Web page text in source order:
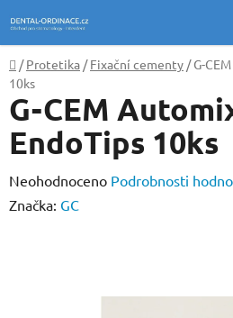
na
obsah
Domů
/ Protetika / Fixační cementy / G-
10ks
G-CEM
EndoTips 10ks
Průměrné
hodnocení
Neohodnoceno Podrobnosti
Značka: GC